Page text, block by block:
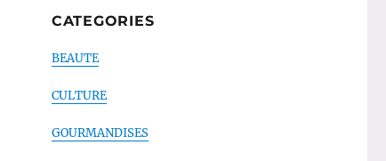
CATEGORIES
BEAUTE
CULTURE
GOURMANDISES